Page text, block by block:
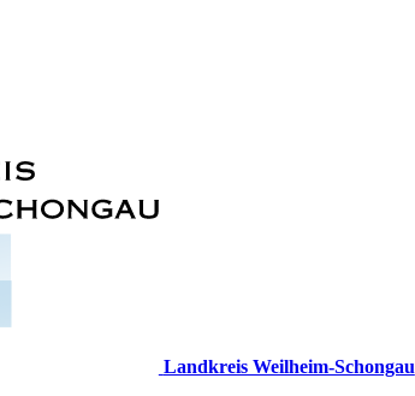
Landkreis Weilheim-Schongau